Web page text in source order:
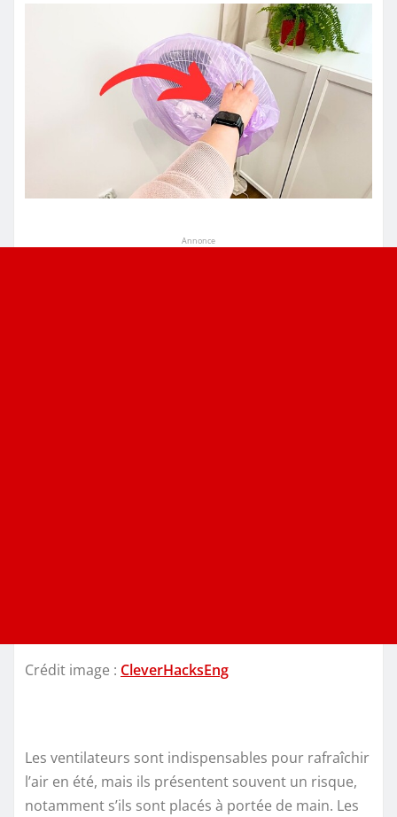
Annonce
Crédit image : CleverHacksEng
Les ventilateurs sont indispensables pour rafraîchir
l’air en été, mais ils présentent souvent un risque,
notamment s’ils sont placés à portée de main. Les